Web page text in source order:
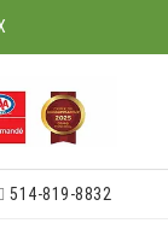
514-819-8832